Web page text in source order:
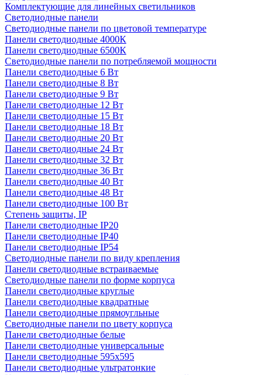
Комплектующие для линейных светильников
Светодиодные панели
Светодиодные панели по цветовой температуре
Панели светодиодные 4000К
Панели светодиодные 6500К
Светодиодные панели по потребляемой мощности
Панели светодиодные 6 Вт
Панели светодиодные 8 Вт
Панели светодиодные 9 Вт
Панели светодиодные 12 Вт
Панели светодиодные 15 Вт
Панели светодиодные 18 Вт
Панели светодиодные 20 Вт
Панели светодиодные 24 Вт
Панели светодиодные 32 Вт
Панели светодиодные 36 Вт
Панели светодиодные 40 Вт
Панели светодиодные 48 Вт
Панели светодиодные 100 Вт
Степень защиты, IP
Панели светодиодные IP20
Панели светодиодные IP40
Панели светодиодные IP54
Светодиодные панели по виду крепления
Панели светодиодные встраиваемые
Светодиодные панели по форме корпуса
Панели светодиодные круглые
Панели светодиодные квадратные
Панели светодиодные прямоугльные
Светодиодные панели по цвету корпуса
Панели светодиодные белые
Панели светодиодные универсальные
Панели светодиодные 595х595
Панели светодиодные ультратонкие